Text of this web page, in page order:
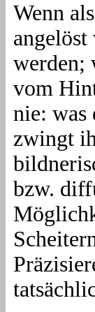
Wenn
werden;
vom
nie: was
zwingt
bzw.